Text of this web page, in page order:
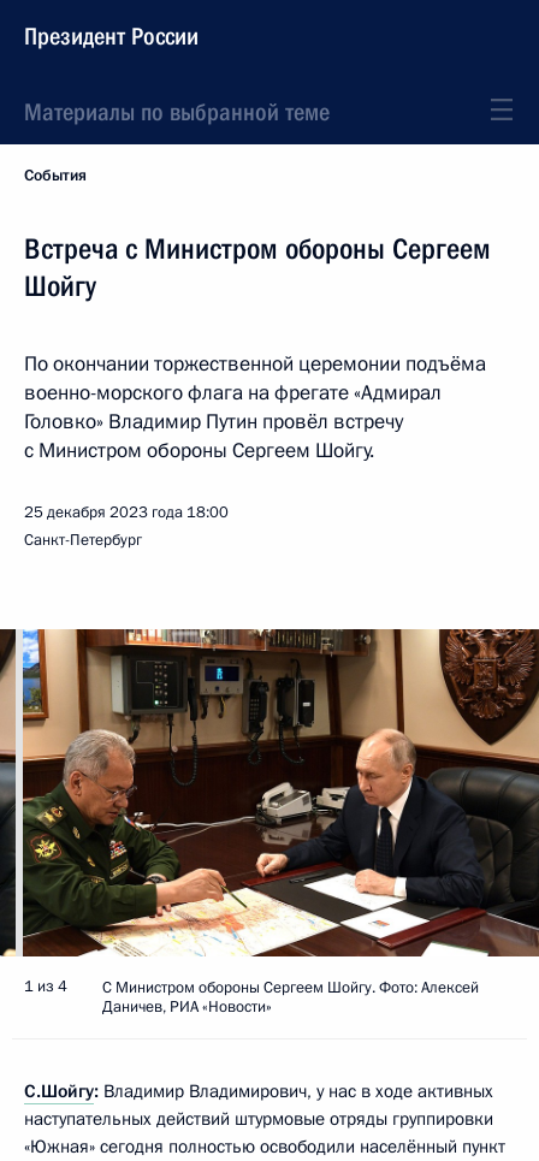
Президент России
Материалы по выбранной теме
События
Встреча с Министром обороны Сергеем
Шойгу
По окончании торжественной церемонии подъёма
военно-морского флага на фрегате «Адмирал
Головко» Владимир Путин провёл встречу
с Министром обороны Сергеем Шойгу.
25 декабря 2023 года 18:00
Санкт-Петербург
1 из 4
С Министром обороны Сергеем Шойгу. Фото: Алексей
Даничев, РИА «Новости»
С.Шойгу: Владимир Владимирович, у нас в ходе активных
наступательных действий штурмовые отряды группировки
«Южная» сегодня полностью освободили населённый пункт